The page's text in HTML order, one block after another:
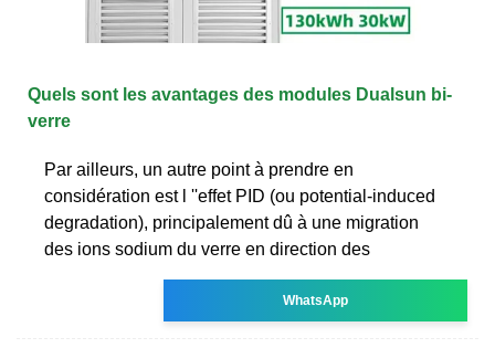
Quels sont les avantages des modules Dualsun bi-
verre
Par ailleurs, un autre point à prendre en
considération est l ''effet PID (ou potential-induced
degradation), principalement dû à une migration
des ions sodium du verre en direction des
WhatsApp